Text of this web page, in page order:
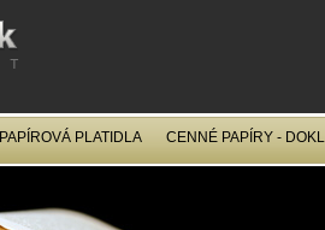
PAPÍROVÁ PLATIDLA CENNÉ PAPÍRY -